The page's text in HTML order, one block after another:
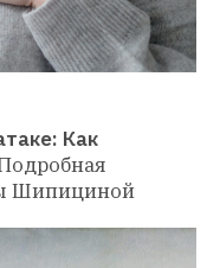
Как
Шипициной